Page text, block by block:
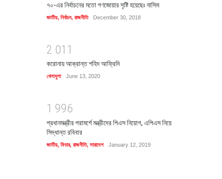
৭০-এর নির্বাচনের মতো গণজোয়ার সৃষ্টি হয়েছেঃ নাসিম
জাতীয়, নির্বাচন, রাজনীতি December 30, 2018
2 01 1
করোনায় আক্রান্ত শহিদ আফ্রিদি
খেলাধুলা June 13, 2020
1 996
প্রধানমন্ত্রীর পরামর্শে মন্ত্রীদের পিএস নিয়োগ, এপিএস নিয়ে
সিদ্ধান্ত রবিবার
জাতীয়, ফিচার, রাজনীতি, সারাদেশ January 12, 2019